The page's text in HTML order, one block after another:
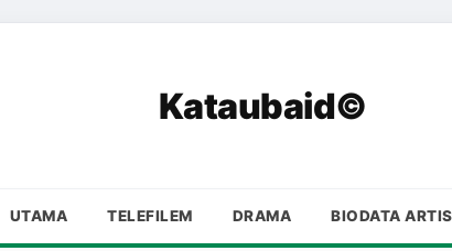
Kataubaid©
UTAMA TELEFILEM DRAMA BIODATA ARTIS